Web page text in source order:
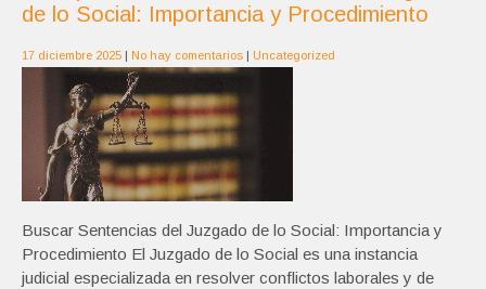
de lo Social: Importancia y Procedimiento
17 diciembre 2025 No hay comentarios Uncategorized
Buscar Sentencias del Juzgado de lo Social: Importancia y
Procedimiento El Juzgado de lo Social es una instancia
judicial especializada en resolver conflictos laborales y de